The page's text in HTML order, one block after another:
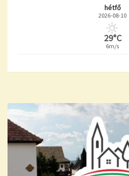
hétfő
2026-08-10
29°C
6m/s